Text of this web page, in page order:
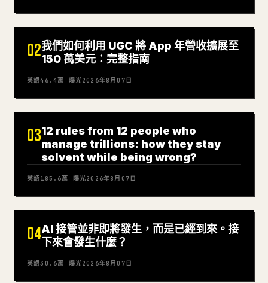
02我們如何利用 UGC 將 App 年營收擴展至
150 萬美元：完整指南
英語46.4萬 曝光2026年8月07日
0312 rules from 12 people who
manage trillions: how they stay
solvent while being wrong?
英語185.6萬 曝光2026年8月07日
04AI 接管並非即將發生，而是已經到來。接
下來會發生什麼？
英語30.6萬 曝光2026年8月07日